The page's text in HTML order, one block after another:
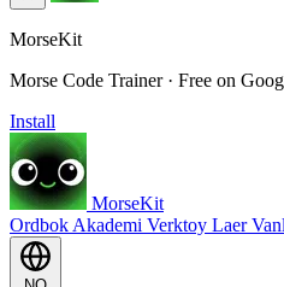
MorseKit
Morse Code Trainer · Free on
Install
MorseKit
Ordbok Akademi Verktoy Laer